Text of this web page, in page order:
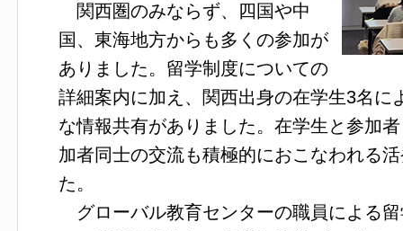
関西圏のみならず、四国や中
国、東海地方からも多くの参加が
ありました。留学制度についての
詳細案内に加え、関西出身の在学生3名に
な情報共有がありました。在学生と参加
加者同士の交流も積極的におこなわれる
た。
グローバル教育センターの職員による